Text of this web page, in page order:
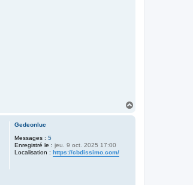
Gedeonluc
Messages : 5
Enregistré le : jeu. 9 oct. 2025 17:00
Localisation : https://cbdissimo.com/